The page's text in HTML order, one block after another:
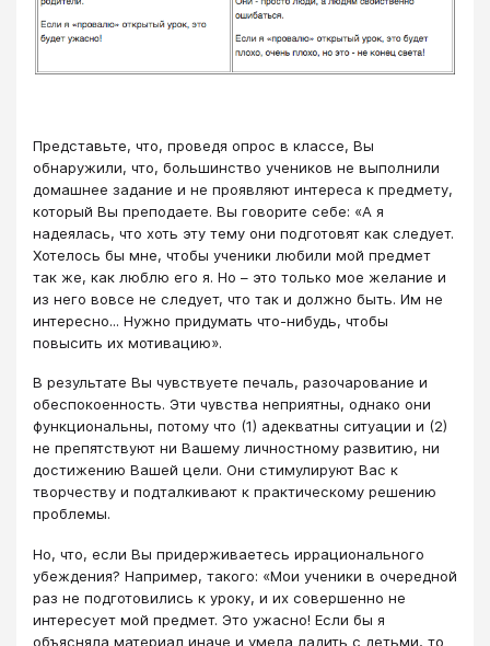
Представьте, что, проведя опрос в классе, Вы
обнаружили, что, большинство учеников не выполнили
домашнее задание и не проявляют интереса к предмету,
который Вы преподаете. Вы говорите себе: «А я
надеялась, что хоть эту тему они подготовят как следует.
Хотелось бы мне, чтобы ученики любили мой предмет
так же, как люблю его я. Но – это только мое желание и
из него вовсе не следует, что так и должно быть. Им не
интересно... Нужно придумать что-нибудь, чтобы
повысить их мотивацию».
В результате Вы чувствуете печаль, разочарование и
обеспокоенность. Эти чувства неприятны, однако они
функциональны, потому что (1) адекватны ситуации и (2)
не препятствуют ни Вашему личностному развитию, ни
достижению Вашей цели. Они стимулируют Вас к
творчеству и подталкивают к практическому решению
проблемы.
Но, что, если Вы придерживаетесь иррационального
убеждения? Например, такого: «Мои ученики в очередной
раз не подготовились к уроку, и их совершенно не
интересует мой предмет. Это ужасно! Если бы я
объясняла материал иначе и умела ладить с детьми, то